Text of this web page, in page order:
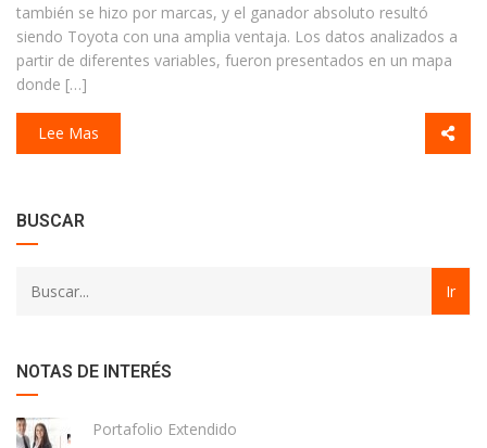
también se hizo por marcas, y el ganador absoluto resultó
siendo Toyota con una amplia ventaja. Los datos analizados a
partir de diferentes variables, fueron presentados en un mapa
donde […]
Lee Mas
BUSCAR
NOTAS DE INTERÉS
Portafolio Extendido